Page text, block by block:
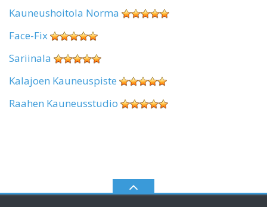
Kauneushoitola Norma
Face-Fix
Sariinala
Kalajoen Kauneuspiste
Raahen Kauneusstudio